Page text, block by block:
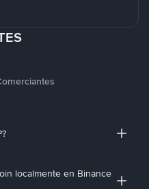
localmente en Binance